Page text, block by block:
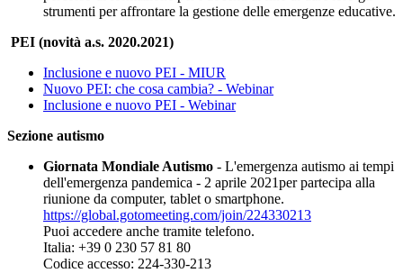
strumenti per affrontare la gestione delle emergenze educative.
PEI (novità a.s. 2020.2021)
Inclusione e nuovo PEI - MIUR
Nuovo PEI: che cosa cambia? - Webinar
Inclusione e nuovo PEI - Webinar
Sezione autismo
Giornata Mondiale Autismo - L'emergenza autismo ai tempi
dell'emergenza pandemica - 2 aprile 2021per partecipa alla
riunione da computer, tablet o smartphone.
https://global.gotomeeting.com/join/224330213
Puoi accedere anche tramite telefono.
Italia: +39 0 230 57 81 80
Codice accesso: 224-330-213